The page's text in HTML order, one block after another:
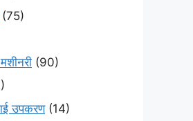
(75)
(90)
उपकरण(14)